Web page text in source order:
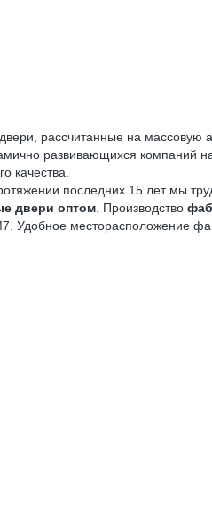
рассчитанные на массовую
развивающихся компаний
качества.
последних 15 лет мы
двери оптом . Производство
Удобное месторасположение